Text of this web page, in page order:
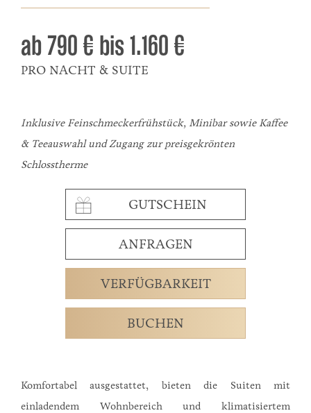
ab790 € bis 1.160 €
PRO NACHT & SUITE
Inklusive Feinschmeckerfrühstück, Minibar sowie Kaffee
& Teeauswahl und Zugang zur preisgekrönten
Schlosstherme
GUTSCHEIN
ANFRAGEN
VERFÜGBARKEIT
BUCHEN
Komfortabel ausgestattet, bieten die Suiten mit
einladendem Wohnbereich und klimatisiertem